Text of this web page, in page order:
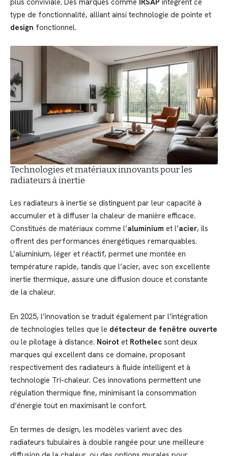
plus conviviale. Des marques comme IRSAP intègrent ce
type de fonctionnalité, alliant ainsi technologie de pointe et
design fonctionnel.
Technologies et matériaux innovants pour les
radiateurs à inertie
Les radiateurs à inertie se distinguent par leur capacité à
accumuler et à diffuser la chaleur de manière efficace.
Constitués de matériaux comme l’aluminium et l’acier, ils
offrent des performances énergétiques remarquables.
L’aluminium, léger et réactif, permet une montée en
température rapide, tandis que l’acier, avec son excellente
inertie thermique, assure une diffusion douce et constante
de la chaleur.
En 2025, l’innovation se traduit également par l’intégration
de technologies telles que le détecteur de fenêtre ouverte
ou le pilotage à distance. Noirot et Rothelec sont deux
marques qui excellent dans ce domaine, proposant
respectivement des radiateurs à fluide intelligent et à
technologie Tri-chaleur. Ces innovations permettent une
régulation thermique fine, minimisant la consommation
d’énergie tout en maximisant le confort.
En termes de design, les modèles varient avec des
radiateurs tubulaires à double rangée pour une meilleure